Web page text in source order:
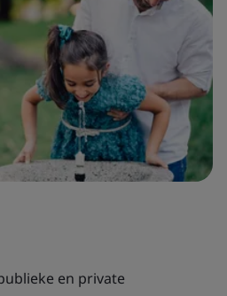
en private